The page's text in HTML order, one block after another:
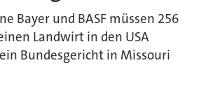
Bayer und BASF müssen 256
Landwirt in den USA
Bundesgericht in Missouri